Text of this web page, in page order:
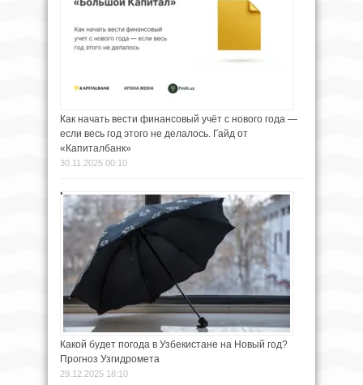
Как начать вести финансовый учёт с нового года —
если весь год этого не делалось. Гайд от
«Капиталбанк»
30.11.2025 00:10
Какой будет погода в Узбекистане на Новый год?
Прогноз Узгидромета
29.12.2025 18:10